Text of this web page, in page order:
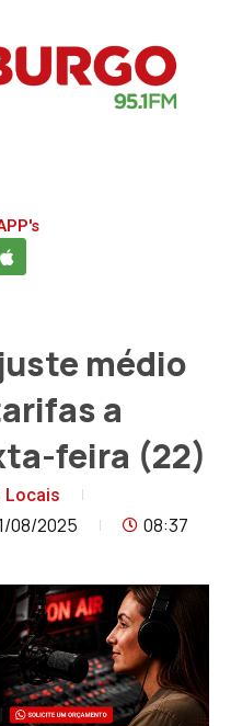
médio
a
feira (22)
Locais
08/2025 08:37